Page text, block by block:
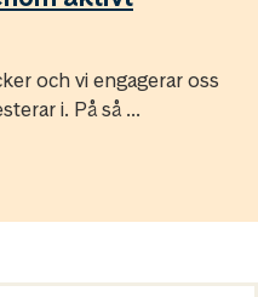
och vi engagerar oss
i. På så ...